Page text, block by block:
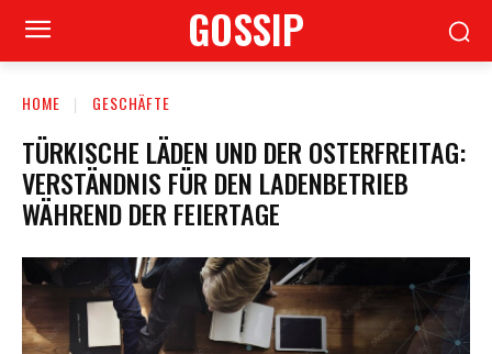
GOSSIP
HOME GESCHÄFTE
TÜRKISCHE LÄDEN UND DER OSTERFREITAG:
VERSTÄNDNIS FÜR DEN LADENBETRIEB
WÄHREND DER FEIERTAGE